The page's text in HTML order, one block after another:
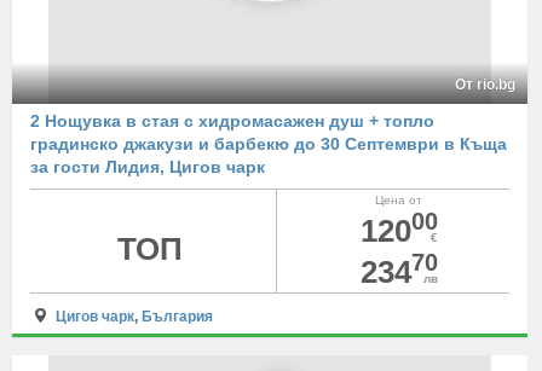
От rio.bg
2 Нощувка в стая с хидромасажен душ + топло
градинско джакузи и барбекю до 30 Септември в Къща
за гости Лидия, Цигов чарк
Цена от
12000
€
23470
лв
ТОП
Цигов чарк, България